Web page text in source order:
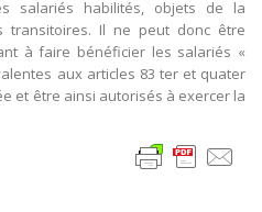
salariés habilités, objets de la
transitoires. Il ne peut donc être
à faire bénéficier les salariés «
aux articles 83 ter et quater
et être ainsi autorisés à exercer la